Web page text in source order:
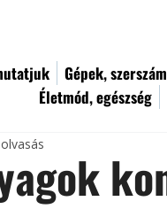
Gépek,
Életmód, egészség